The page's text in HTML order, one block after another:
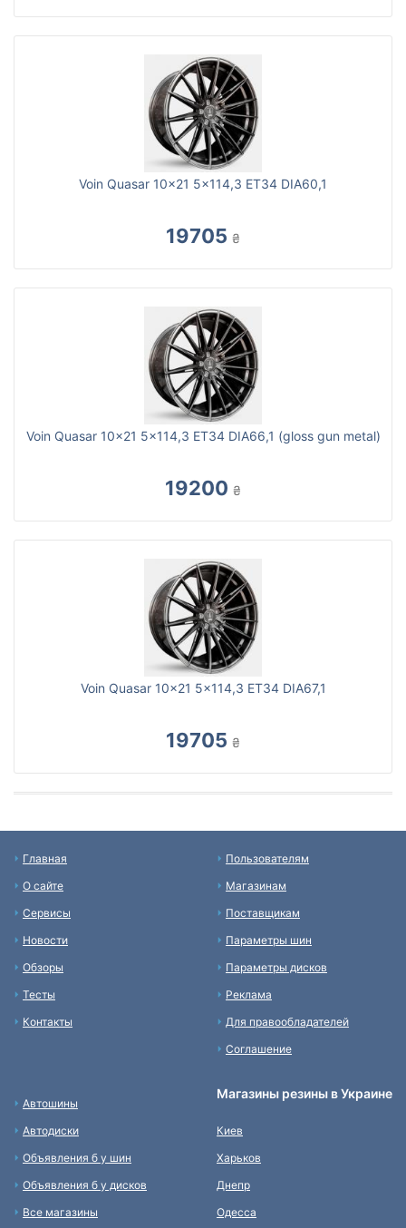
Voin Quasar 10x21 5x114,3 ET34 DIA60,1
19705 ₴
Voin Quasar 10x21 5x114,3 ET34 DIA66,1 (gloss gun metal)
19200 ₴
Voin Quasar 10x21 5x114,3 ET34 DIA67,1
19705 ₴
Главная
О сайте
Сервисы
Новости
Обзоры
Тесты
Контакты
Пользователям
Магазинам
Поставщикам
Параметры шин
Параметры дисков
Реклама
Для правообладателей
Соглашение
Автошины
Автодиски
Объявления б у шин
Объявления б у дисков
Все магазины
Магазины резины в Украине
Киев
Харьков
Днепр
Одесса